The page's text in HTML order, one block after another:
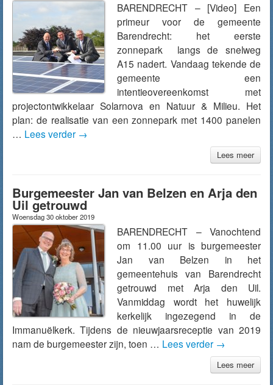
BARENDRECHT – [Video] Een
primeur voor de gemeente
Barendrecht: het eerste
zonnepark langs de snelweg
A15 nadert. Vandaag tekende de
gemeente een
intentieovereenkomst met
projectontwikkelaar Solarnova en Natuur & Milieu. Het
plan: de realisatie van een zonnepark met 1400 panelen
… Lees verder →
Lees meer
Burgemeester Jan van Belzen en Arja den
Uil getrouwd
Woensdag 30 oktober 2019
BARENDRECHT – Vanochtend
om 11.00 uur is burgemeester
Jan van Belzen in het
gemeentehuis van Barendrecht
getrouwd met Arja den Uil.
Vanmiddag wordt het huwelijk
kerkelijk ingezegend in de
Immanuëlkerk. Tijdens de nieuwjaarsreceptie van 2019
nam de burgemeester zijn, toen … Lees verder →
Lees meer